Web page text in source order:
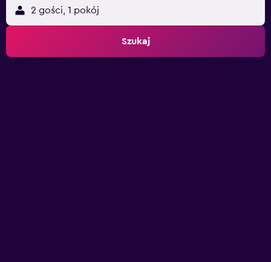
2 gości, 1 pokój
Szukaj